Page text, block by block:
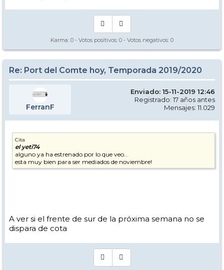
Karma: 0 - Votos positivos: 0 - Votos negativos: 0
Re: Port del Comte hoy, Temporada 2019/2020
FerranF
Enviado: 15-11-2019 12:46
Registrado: 17 años antes
Mensajes: 11.029
Cita
el yeti74
alguno ya ha estrenado por lo que veo...
esta muy bien para ser mediados de noviembre!
A ver si el frente de sur de la próxima semana no se
dispara de cota